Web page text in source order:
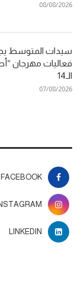
08/08/2026
سيدات المتوسط
فعاليات مهرجان
الـ14
07/08/2026
FACEBOOK
LINKEDIN